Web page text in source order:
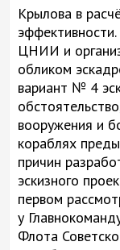
Крылова в
ЦНИИ и
обликом
вариант № 4
вооружения и
кораблях
причин
эскизного
первом
у
Флота